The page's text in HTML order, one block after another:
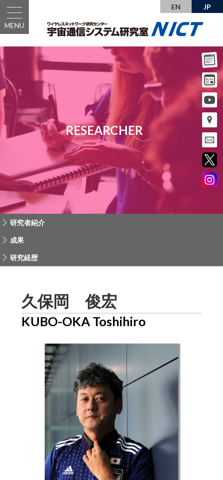
MENU
EN JP
RESEARCHER
研究者紹介
成果
研究経歴
久保岡 俊宏
KUBO-OKA Toshihiro